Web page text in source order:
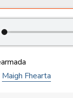
Maigh Fhearta